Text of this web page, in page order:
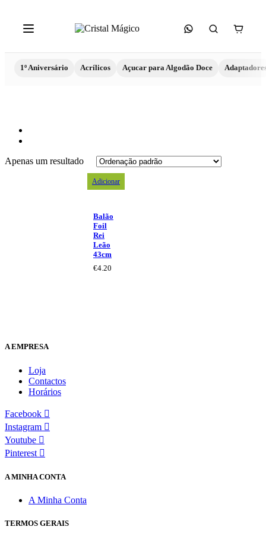
1º Aniversário Acrílicos Açucar para Algodão Doce
Apenas um resultado
Adicionar
Balão
Foil
Rei
Leão
43cm
€4.20
A EMPRESA
Loja
Contactos
Horários
Facebook
Instagram
Youtube
Pinterest
A MINHA CONTA
A Minha Conta
TERMOS GERAIS